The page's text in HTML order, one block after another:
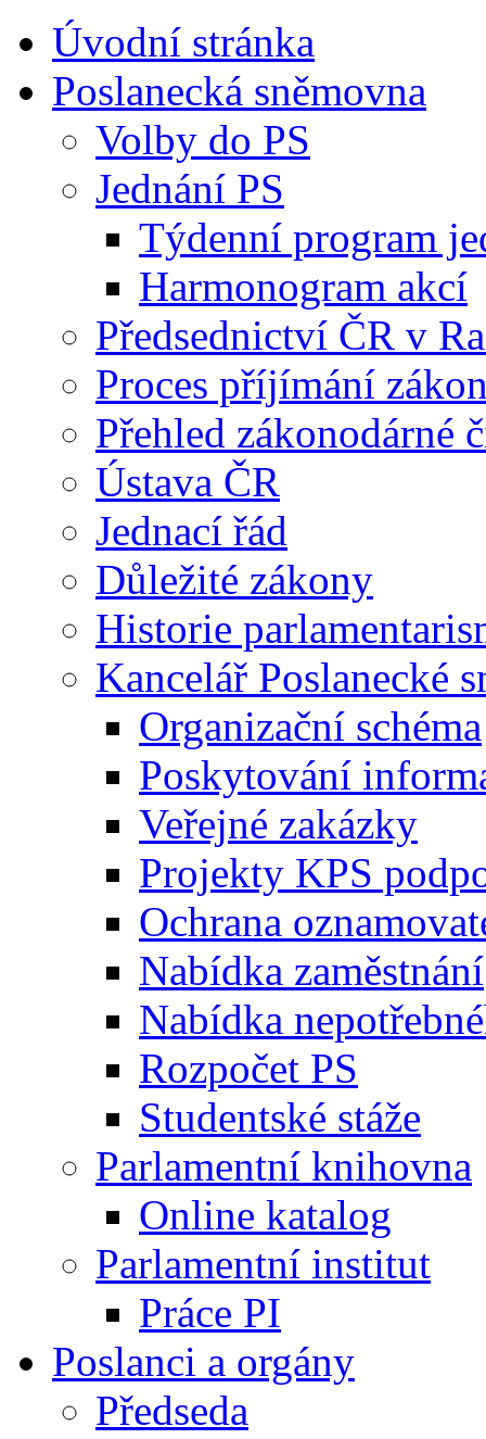
Úvodní stránka
Poslanecká sněmovna
Volby do PS
Jednání PS
Týdenní program
Harmonogram akcí
Předsednictví ČR v
Proces příjímání
Přehled zákonodárné
Ústava ČR
Jednací řád
Důležité zákony
Historie
Kancelář Poslanecké
Organizační schéma
Poskytování
Veřejné zakázky
Projekty KPS
Ochrana
Nabídka zaměstnání
Nabídka
Rozpočet PS
Studentské stáže
Parlamentní knihovna
Online katalog
Parlamentní institut
Práce PI
Poslanci a orgány
Předseda